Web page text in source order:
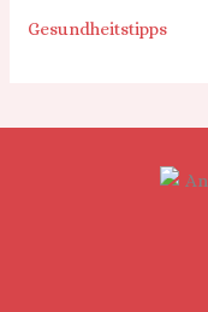
Gesundheitstipps